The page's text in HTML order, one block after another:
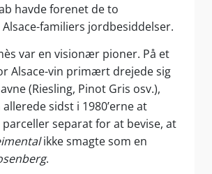
havde forenet de to
familiers jordbesiddelser.
var en visionær pioner. På et
Alsace-vin primært drejede sig
(Riesling, Pinot Gris osv.),
sidst i 1980’erne at
separat for at bevise, at
ikke smagte som en
.